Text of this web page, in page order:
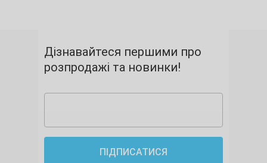
Дізнавайтеся першими про
розпродажі та новинки!
ПІДПИСАТИСЯ